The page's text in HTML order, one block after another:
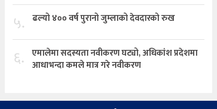
५. ढल्यो ४०० वर्ष पुरानो जुम्लाको देवदारको रुख
६. एमालेमा सदस्यता नवीकरण घट्यो, अधिकांश प्रदेशमा
आधाभन्दा कमले मात्र गरे नवीकरण